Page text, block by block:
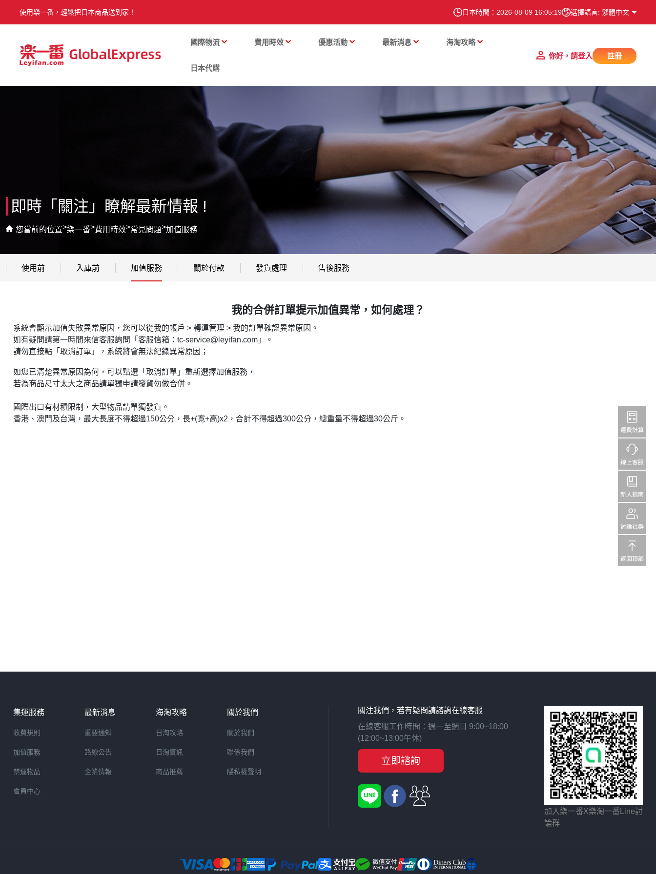
使用樂一番，輕鬆把日本商品送到家！ 日本時間： 2026-08-09 16:05:19 選擇語言: 繁體中文
國際物流 費用時效 優惠活動 最新消息 海淘攻略
日本代購
你好，請登入 註冊
即時「關注」瞭解最新情報 !
您當前的位置>樂一番>費用時效>常見問題>加值服務
使用前 入庫前 加值服務 關於付款 發貨處理 售後服務
我的合併訂單提示加值異常，如何處理？
系統會顯示加值失敗異常原因，您可以從我的帳戶 > 轉運管理 > 我的訂單確認異常原因。
如有疑問請第一時間來信客服詢問「客服信箱：tc-service@leyifan.com」。
請勿直接點「取消訂單」，系統將會無法紀錄異常原因；
如您已清楚異常原因為何，可以點選「取消訂單」重新選擇加值服務，
若為商品尺寸太大之商品請單獨申請發貨勿做合併。
國際出口有材積限制，大型物品請單獨發貨。
香港、澳門及台灣， 最大長度不得超過150公分，長+(寬+高)x2，合計不得超過300公分，總重量不得超過30公斤 。
集運服務
收費規則
加值服務
禁運物品
會員中心
最新消息
重要通知
路線公告
企業情報
海淘攻略
日淘攻略
日淘資訊
商品推薦
關於我們
關於我們
聯係我們
隱私權聲明
關注我們，若有疑問請諮詢在線客服
在線客服工作時間：週一至週日 9:00~18:00
(12:00~13:00午休)
立即諮詢
加入樂一番X樂淘一番Line討
論群